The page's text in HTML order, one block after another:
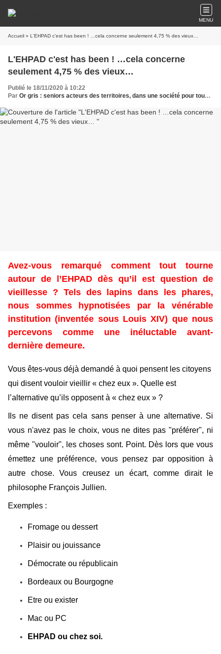
MENU
Accueil » L'EHPAD c'est has been ! …cela concerne seulement 4,75 % des vieux…
L'EHPAD c'est has been ! …cela concerne
seulement 4,75 % des vieux…
Publié le 18/11/2020 à 10:22
Par Or gris : seniors acteurs des territoires, dans une société pour tous les âges
Avez-vous remarqué comment tout tourne
autour de l’EHPAD dès qu’il est question de
vieillesse ? Tels des lapins dans les phares,
nous sommes hypnotisées par la vénérable
institution (inventée sous Louis XIV) que nous
percevons comme une inéluctable avant-
dernière demeure.
Vous êtes-vous déjà demandé à quoi pensent les citoyens
qui disent vouloir vieillir « chez eux ». Quelle est
l’alternative qu’ils opposent à « chez eux » ?
Ils ne disent pas cela sans penser à une alternative. Si
vous n'avez pas le choix, vous ne dites pas "préférer", ni
même "vouloir", les choses sont. Point. Dès lors que vous
émettez une préférence, vous pensez par opposition à
autre chose. Vous creusez un écart, comme dirait le
philosophe François Jullien.
Exemples :
Fromage ou dessert
Plaisir ou jouissance
Démocrate ou républicain
Bordeaux ou Bourgogne
Etre ou exister
Mac ou PC
EHPAD ou chez soi.